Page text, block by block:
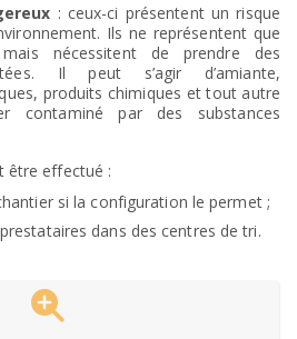
: ceux-ci présentent un risque
Ils ne représentent que
nécessitent de prendre des
Il peut s’agir d’amiante,
produits chimiques et tout autre
contaminé par des substances
être effectué :
si la configuration le permet ;
dans des centres de tri.